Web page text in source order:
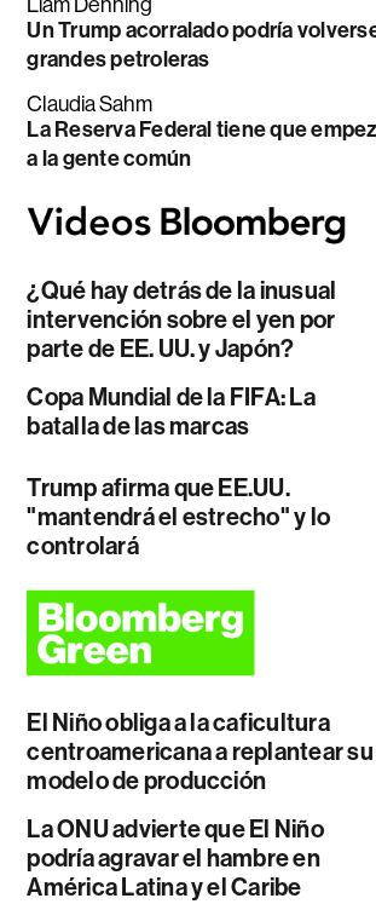
Un Trump acorralado podría
grandes petroleras
Claudia Sahm
La Reserva Federal tiene que
a la gente común
¿Qué hay detrás de la inusual
intervención sobre el yen por
parte de EE. UU. y Japón?
Copa Mundial de la FIFA: La
batalla de las marcas
Trump afirma que EE.UU.
"mantendrá el estrecho" y lo
controlará
El Niño obliga a la caficultura
centroamericana a replantear su
modelo de producción
La ONU advierte que El Niño
podría agravar el hambre en
América Latina y el Caribe